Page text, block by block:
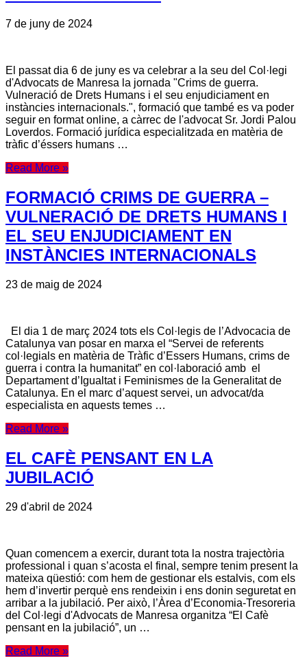
7 de juny de 2024
El passat dia 6 de juny es va celebrar a la seu del Col·legi
d'Advocats de Manresa la jornada "Crims de guerra.
Vulneració de Drets Humans i el seu enjudiciament en
instàncies internacionals.", formació que també es va poder
seguir en format online, a càrrec de l'advocat Sr. Jordi Palou
Loverdos. Formació jurídica especialitzada en matèria de
tràfic d’éssers humans …
Read More »
FORMACIÓ CRIMS DE GUERRA –
VULNERACIÓ DE DRETS HUMANS I
EL SEU ENJUDICIAMENT EN
INSTÀNCIES INTERNACIONALS
23 de maig de 2024
El dia 1 de març 2024 tots els Col·legis de l’Advocacia de
Catalunya van posar en marxa el “Servei de referents
col·legials en matèria de Tràfic d’Essers Humans, crims de
guerra i contra la humanitat” en col·laboració amb el
Departament d’Igualtat i Feminismes de la Generalitat de
Catalunya. En el marc d’aquest servei, un advocat/da
especialista en aquests temes …
Read More »
EL CAFÈ PENSANT EN LA
JUBILACIÓ
29 d'abril de 2024
Quan comencem a exercir, durant tota la nostra trajectòria
professional i quan s’acosta el final, sempre tenim present la
mateixa qüestió: com hem de gestionar els estalvis, com els
hem d’invertir perquè ens rendeixin i ens donin seguretat en
arribar a la jubilació. Per això, l’Àrea d’Economia-Tresoreria
del Col·legi d'Advocats de Manresa organitza “El Cafè
pensant en la jubilació”, un …
Read More »